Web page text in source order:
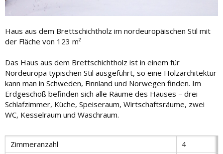
Haus aus dem Brettschichtholz im nordeuropäischen Stil mit
der Fläche von 123 m²
Das Haus aus dem Brettschichtholz ist in einem für
Nordeuropa typischen Stil ausgeführt, so eine Holzarchitektur
kann man in Schweden, Finnland und Norwegen finden. Im
Erdgeschoß befinden sich alle Räume des Hauses – drei
Schlafzimmer, Küche, Speiseraum, Wirtschaftsräume, zwei
WC, Kesselraum und Waschraum.
Zimmeranzahl
4